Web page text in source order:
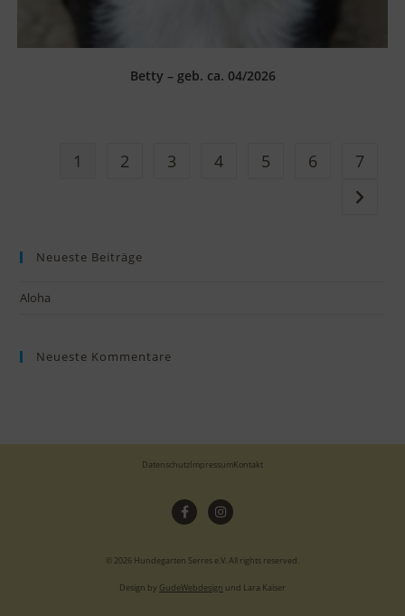
Betty – geb. ca. 04/2026
1 2 3 4 5 6 7
Neueste Beiträge
Aloha
Neueste Kommentare
© 2026 Hundegarten Serres e.V. All rights reserved.
Design by GudeWebdesign und Lara Kaiser
DatenschutzImpressumKontakt